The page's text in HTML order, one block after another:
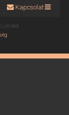
Kapcsolat
Limited